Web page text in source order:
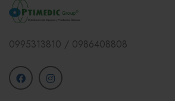
0995313810 / 0986408808